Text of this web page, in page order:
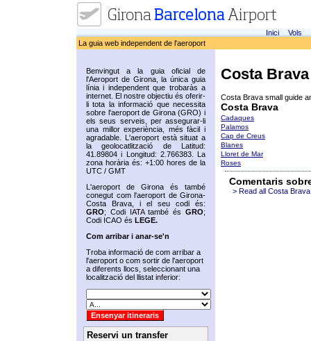
Inici
Vols
La guia web independent de l'aeroport
Benvingut a la guia oficial de
l'Aeroport de Girona, la única guia
línia i independent que trobaràs a
internet. El nostre objectiu és oferir-
li tota la informació que necessita
sobre l'aeroport de Girona (GRO) i
els seus serveis, per assegurar-li
una millor experiència, més fàcil i
agradable. L'aeroport està situat a
la geolocatlització de Latitud:
41.89804 i Longitud: 2.766383. La
zona horària és: +1:00 hores de la
UTC / GMT
L'aeroport de Girona és també
conegut com l'aeroport de Girona-
Costa Brava, i el seu codi és:
GRO; Codi IATA també és GRO;
Codi ICAO és LEGE.
Com arribar i anar-se'n
Troba informació de com arribar a
l'aeroport o com sortir de l'aeroport
a diferents llocs, seleccionant una
localització del llistat inferior:
Reservi un transfer
Costa Brava
Costa Brava small guide
Costa Brava
Cadaques
Palamos
Cap de Creus
Blanes
Lloret de Mar
Roses
Comentaris
> Read all Costa